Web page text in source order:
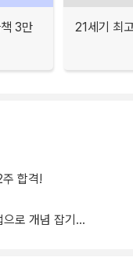
3만
21세기 최
합격!
로 개념 잡기